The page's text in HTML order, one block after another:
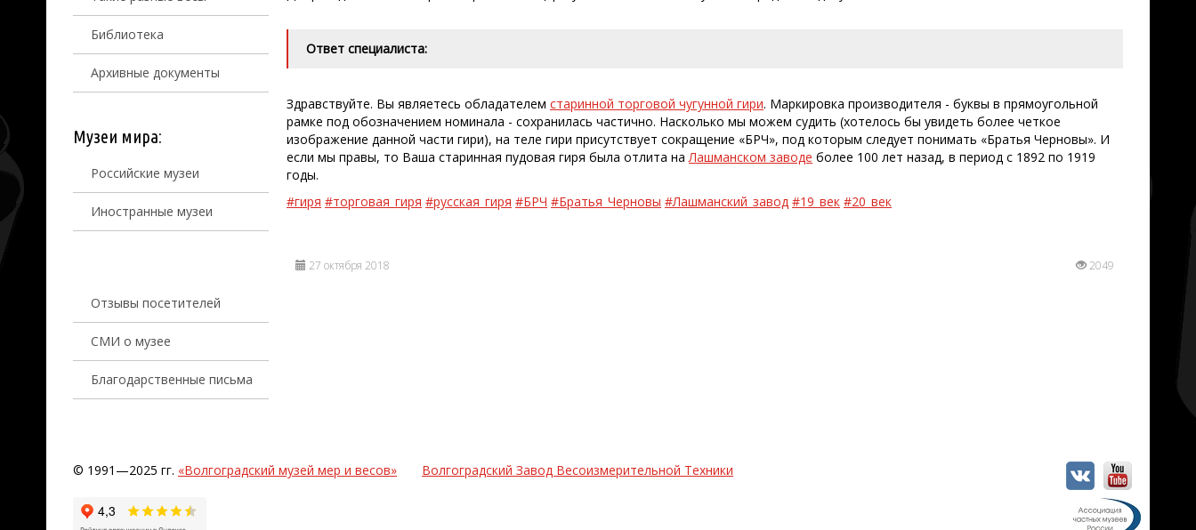
Библиотека
Архивные документы
Музеи мира:
Российские музеи
Иностранные музеи
Отзывы посетителей
СМИ о музее
Благодарственные письма
Ответ специалиста:
Здравствуйте. Вы являетесь обладателем старинной торговой чугунной гири. Маркировка производителя - буквы в прямоугольной
рамке под обозначением номинала - сохранилась частично. Насколько мы можем судить (хотелось бы увидеть более четкое
изображение данной части гири), на теле гири присутствует сокращение «БРЧ», под которым следует понимать «Братья Черновы». И
если мы правы, то Ваша старинная пудовая гиря была отлита наЛашманском заводе более 100 лет назад, в период с 1892 по 1919
годы.
#гиря #торговая_гиря #русская_гиря #БРЧ #Братья_Черновы #Лашманский_завод #19_век #20_век
2049
27 октября 2018
© 1991—2025 гг. «Волгоградский музей мер и весов» Волгоградский Завод Весоизмерительной Техники